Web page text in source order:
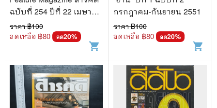
ฉบับที่ 254 ปีที่ 22 เมษายน
2549 ดาวินชี
ราคา ฿100
ลดเหลือ ฿80 ลด20%
shopping_cart
กรกฎาคม-กันยายน 2551
ราคา ฿100
ลดเหลือ ฿80 ลด20%
shopping_cart